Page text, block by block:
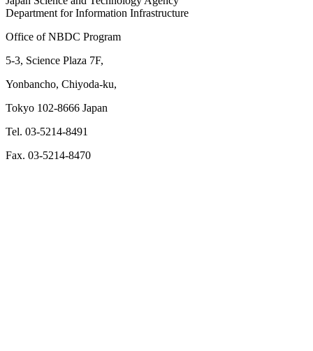
Department for Information Infrastructure
Office of NBDC Program
5-3, Science Plaza 7F,
Yonbancho, Chiyoda-ku,
Tokyo 102-8666 Japan
Tel. 03-5214-8491
Fax. 03-5214-8470